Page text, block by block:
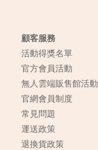
顧客服務
活動得獎名單
官方會員活動
無人雲端販售館活動
官網會員制度
常見問題
運送政策
退換貨政策